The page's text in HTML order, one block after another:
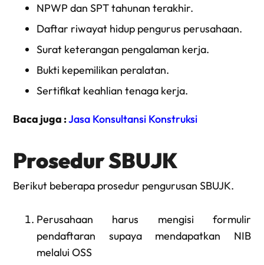
NPWP dan SPT tahunan terakhir.
Daftar riwayat hidup pengurus perusahaan.
Surat keterangan pengalaman kerja.
Bukti kepemilikan peralatan.
Sertifikat keahlian tenaga kerja.
Baca juga :Jasa Konsultansi Konstruksi
Prosedur SBUJK
Berikut beberapa prosedur pengurusan SBUJK.
Perusahaan harus mengisi formulir
pendaftaran supaya mendapatkan NIB
melalui OSS